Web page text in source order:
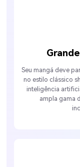
Seu mangá deve
no estilo clássico
inteligência
ampla gama